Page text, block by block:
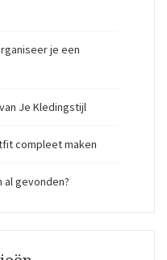
je een
Je Kledingstijl
compleet maken
gevonden?